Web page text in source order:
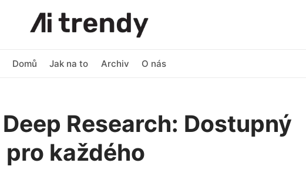
Domů Jak na to Archiv O nás
Research: Dostupný
každého